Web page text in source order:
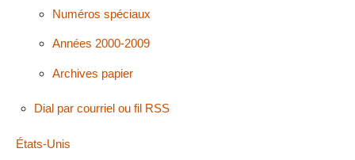
Numéros spéciaux
Années 2000-2009
Archives papier
Dial par courriel ou fil RSS
États-Unis